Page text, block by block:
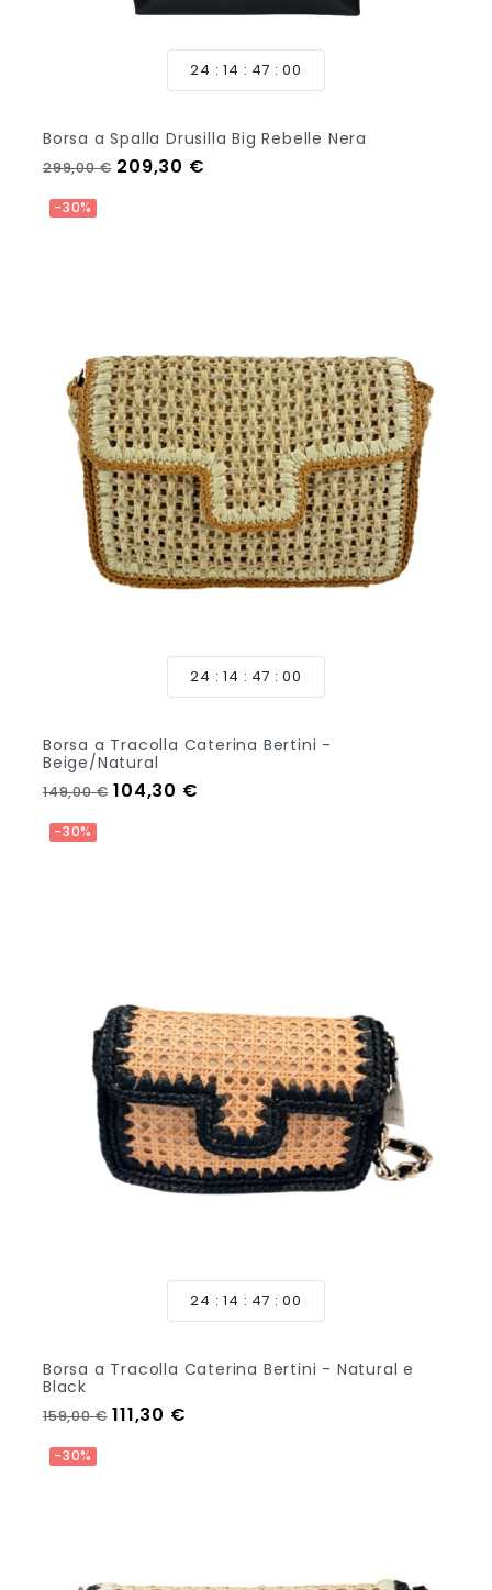
24 14 46 58
Borsa a Spalla Drusilla Big Rebelle Nera
Prezzo regolare
299,00 € Prezzo
209,30 €
-30%
24 14 46 58
Borsa a Tracolla Caterina Bertini -
Beige/Natural
Prezzo regolare
149,00 € Prezzo
104,30 €
-30%
24 14 46 58
Borsa a Tracolla Caterina Bertini - Natural e
Black
Prezzo regolare
159,00 € Prezzo
111,30 €
-30%